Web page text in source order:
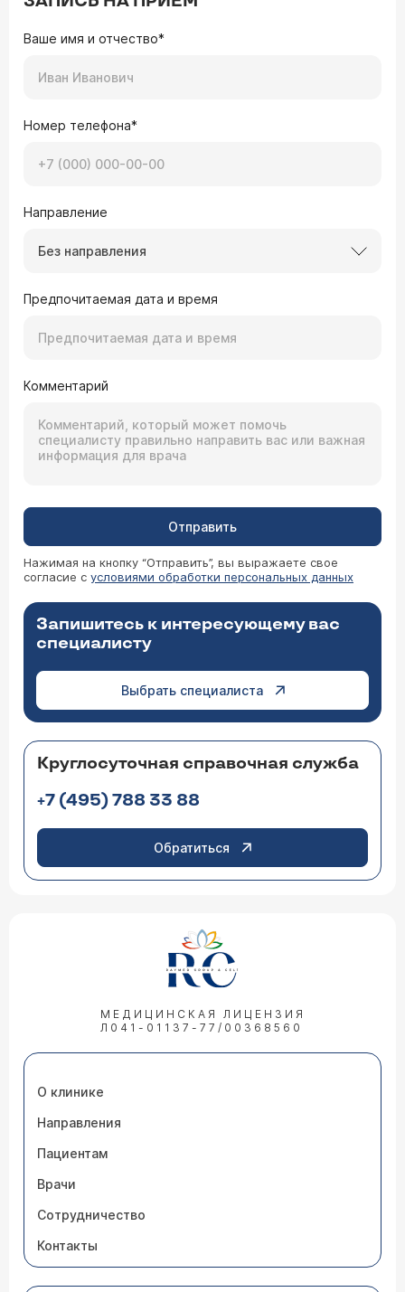
Ваше имя и отчество*
Номер телефона*
Направление
Без направления
Предпочитаемая дата и время
Комментарий
Отправить
Нажимая на кнопку “Отправить”, вы выражаете свое
согласие с условиями обработки персональных данных
Запишитесь к интересующему вас
специалисту
Выбрать специалиста
Круглосуточная справочная служба
+7 (495) 788 33 88
Обратиться
МЕДИЦИНСКАЯ ЛИЦЕНЗИЯ
Л041-01137-77/00368560
О клинике
Направления
Пациентам
Врачи
Сотрудничество
Контакты